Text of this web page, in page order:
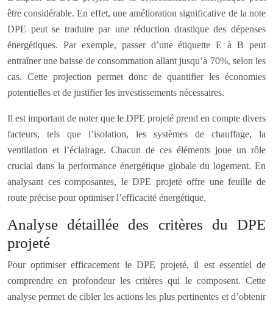
être considérable. En effet, une amélioration significative de la note
DPE peut se traduire par une réduction drastique des dépenses
énergétiques. Par exemple, passer d’une étiquette E à B peut
entraîner une baisse de consommation allant jusqu’à 70%, selon les
cas. Cette projection permet donc de quantifier les économies
potentielles et de justifier les investissements nécessaires.
Il est important de noter que le DPE projeté prend en compte divers
facteurs, tels que l’isolation, les systèmes de chauffage, la
ventilation et l’éclairage. Chacun de ces éléments joue un rôle
crucial dans la performance énergétique globale du logement. En
analysant ces composantes, le DPE projeté offre une feuille de
route précise pour optimiser l’efficacité énergétique.
Analyse détaillée des critères du DPE
projeté
Pour optimiser efficacement le DPE projeté, il est essentiel de
comprendre en profondeur les critères qui le composent. Cette
analyse permet de cibler les actions les plus pertinentes et d’obtenir